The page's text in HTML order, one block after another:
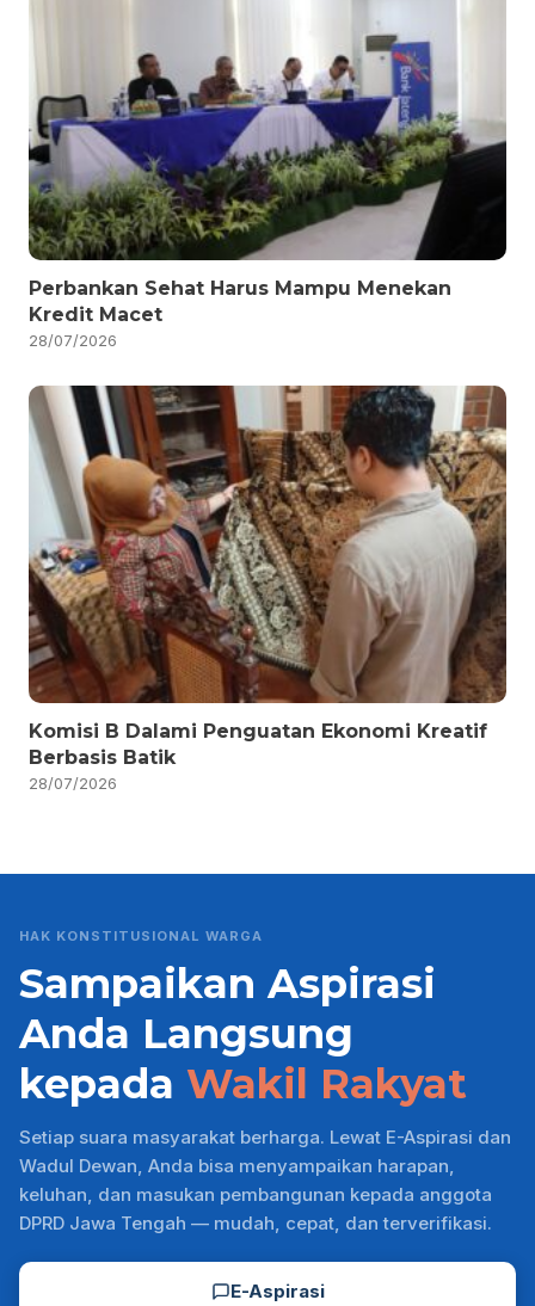
Perbankan Sehat Harus Mampu Menekan
Kredit Macet
28/07/2026
Komisi B Dalami Penguatan Ekonomi Kreatif
Berbasis Batik
28/07/2026
HAK KONSTITUSIONAL WARGA
Sampaikan Aspirasi
Anda Langsung
kepada Wakil Rakyat
Setiap suara masyarakat berharga. Lewat E-Aspirasi dan
Wadul Dewan, Anda bisa menyampaikan harapan,
keluhan, dan masukan pembangunan kepada anggota
DPRD Jawa Tengah — mudah, cepat, dan terverifikasi.
E-Aspirasi